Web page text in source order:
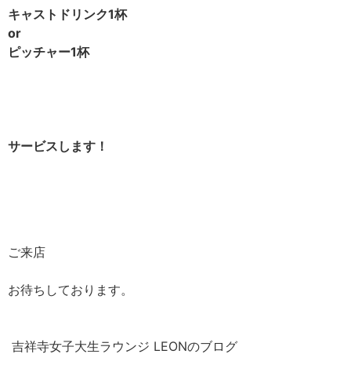
キャストドリンク1杯
or
ピッチャー1杯
サービスします！
ご来店
お待ちしております。
吉祥寺女子大生ラウンジ LEONのブログ